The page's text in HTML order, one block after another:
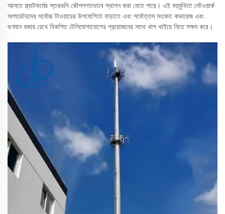
আনতে প্ল্যাটফর্মের স্তরগুলি কৌশলগতভাবে স্থাপন করা যেতে পারে। এই বহুমুখিতা নেটওয়ার্ক
অপারেটরদের সর্বোচ্চ টাওয়ারের উপযোগিতা বাড়াতে এবং সর্বোত্তম সংকেত কভারেজ এবং
গুণমান বজায় রেখে বিকশিত টেলিযোগাযোগের প্রয়োজনের সাথে খাপ খাইয়ে নিতে সক্ষম করে।